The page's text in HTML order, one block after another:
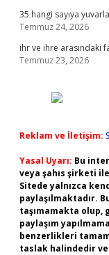
35 hangi sayıya
Temmuz 24, 2026
ihr ve ihre arasındaki
Temmuz 23, 2026
Reklam ve İletişim:
Yasal Uyarı: Bu
veya şahıs şirketi
Sitede yalnızca
paylaşılmaktadır.
taşımamakta olup,
paylaşım
benzerlikleri
taslak halindedir